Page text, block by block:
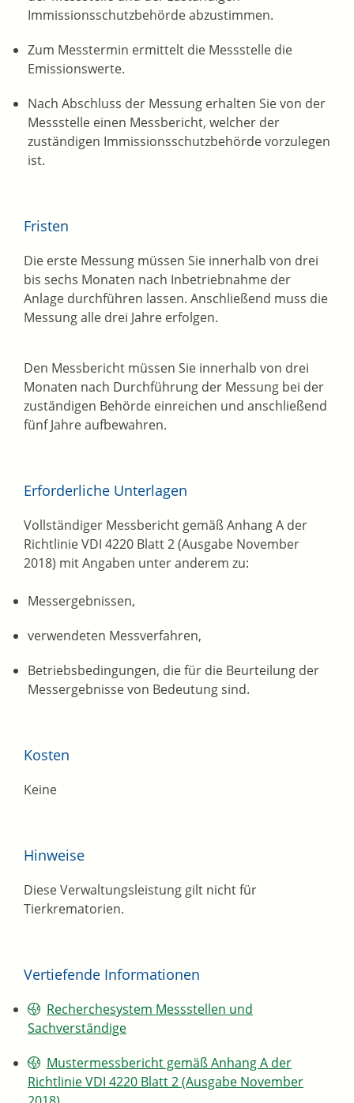
Immissionsschutzbehörde abzustimmen.
Zum Messtermin ermittelt die Messstelle die
Emissionswerte.
Nach Abschluss der Messung erhalten Sie von der
Messstelle einen Messbericht, welcher der
zuständigen Immissionsschutzbehörde vorzulegen
ist.
Fristen
Die erste Messung müssen Sie innerhalb von drei
bis sechs Monaten nach Inbetriebnahme der
Anlage durchführen lassen. Anschließend muss die
Messung alle drei Jahre erfolgen.
Den Messbericht müssen Sie innerhalb von drei
Monaten nach Durchführung der Messung bei der
zuständigen Behörde einreichen und anschließend
fünf Jahre aufbewahren.
Erforderliche Unterlagen
Vollständiger Messbericht gemäß Anhang A der
Richtlinie VDI 4220 Blatt 2 (Ausgabe November
2018) mit Angaben unter anderem zu:
Messergebnissen,
verwendeten Messverfahren,
Betriebsbedingungen, die für die Beurteilung der
Messergebnisse von Bedeutung sind.
Kosten
Keine
Hinweise
Diese Verwaltungsleistung gilt nicht für
Tierkrematorien.
Vertiefende Informationen
Recherchesystem Messstellen und
Sachverständige
Mustermessbericht gemäß Anhang A der
Richtlinie VDI 4220 Blatt 2 (Ausgabe November